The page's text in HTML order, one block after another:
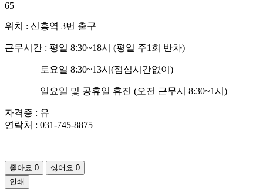
65
위치 : 신흥역 3번 출구
근무시간 : 평일 8:30~18시 (평일 주1회 반차)
토요일 8:30~13시(점심시간없이)
일요일 및 공휴일 휴진 (오전 근무시 8:30~1시)
자격증 : 유
연락처 : 031-745-8875
좋아요 0 싫어요 0
인쇄